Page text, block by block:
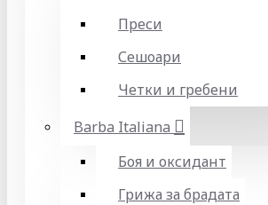
Преси
Сешоари
Четки и гребени
Barba Italiana
Боя и оксидант
Грижа за брадата